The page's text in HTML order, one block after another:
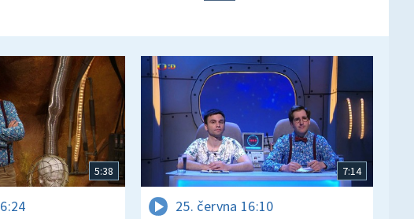
5:38 7:14
25. června 16:10